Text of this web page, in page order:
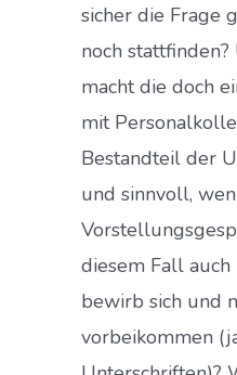
sicher die Frage
noch
macht die doch
mit
Bestandteil der
und sinnvoll,
diesem Fall
bewirb sich und
vorbeikommen